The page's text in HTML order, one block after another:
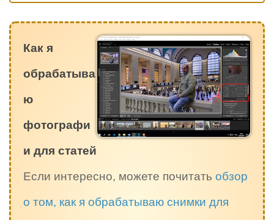
Как я
обрабатыва
ю
фотографи
и для статей
Если интересно, можете почитать обзор
о том, как я обрабатываю снимки для